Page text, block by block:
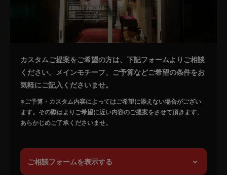
カスタムご提案をご希望の方は、下記フォームよりご相談
ください。メインモチーフ、ご予算などご希望の条件をお
気軽にご記入くださいませ。
※ご予算・カスタム内容によってはご希望に添えない場合がござい
ます。その際はよりご希望に近い内容のご提案をさせて頂きます、
あらかじめご了承くださいませ。
ご相談フォームを表示する